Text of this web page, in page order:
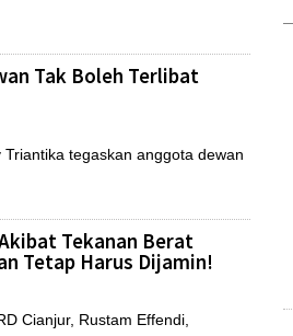
Tak Boleh Terlibat
tegaskan anggota dewan
Tekanan Berat
Tetap Harus Dijamin!
Cianjur, Rustam Effendi,